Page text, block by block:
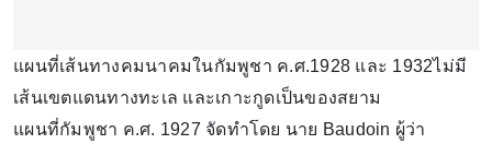
แผนที่เส้นทางคมนาคมในกัมพูชา ค.ศ.1928 และ 1932ไม่มี
เส้นเขตแดนทางทะเล และเกาะกูดเป็นของสยาม
แผนที่กัมพูชา ค.ศ. 1927 จัดทำโดย นาย Baudoin ผู้ว่า